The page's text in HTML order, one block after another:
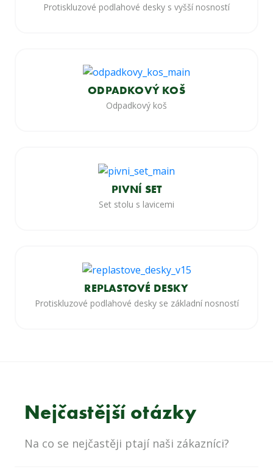
Protiskluzové podlahové desky s vyšší nosností
ODPADKOVÝ KOŠ
Odpadkový koš
PIVNÍ SET
Set stolu s lavicemi
REPLASTOVÉ DESKY
Protiskluzové podlahové desky se základní nosností
Nejčastější otázky
Na co se nejčastěji ptají naši zákazníci?